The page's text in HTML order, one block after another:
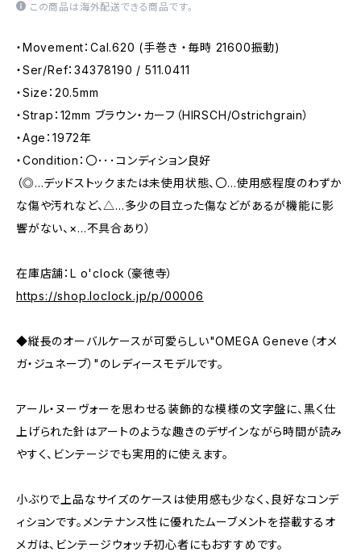
この商品は海外配送できる商品です。
・Movement：Cal.620 (手巻き ・毎時 21600振動)
・Ser/Ref：34378190 / 511.0411
・Size：20.5mm
・Strap：12mm ブラウン・カーフ（HIRSCH/Ostrichgrain）
・Age：1972年
・Condition：〇･･･コンディション良好
（◎…デッドストックまたは未使用状態、〇…使用感程度のわずか
な傷や汚れなど、△…多少の目立った傷などがあるが機能に影
響がない、×…不具合あり）
在庫店舗：L o'clock（豪徳寺）
https://shop.loclock.jp/p/00006
◆縦長のオーバルケースが可愛らしい"OMEGA Geneve（オメ
ガ・ジュネーブ）"のレディースモデルです。
アール・ヌーヴォーを思わせる装飾的な模様の文字盤に、黒く仕
上げられた針はアートのような趣きのデザインながら時間が読み
やすく、ビンテージでも実用的に使えます。
小ぶりで上品なサイズのケースは使用感も少なく、良好なコンデ
ィションです。メンテナンス性に優れたムーブメントを搭載するオ
メガは、ビンテージウォッチ初心者にもおすすめです。